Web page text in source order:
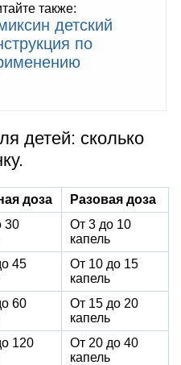
также:
детский
по
детей: сколько
доза
Разовая доза
30
От 3 до 10
капель
45
От 10 до 15
капель
60
От 15 до 20
капель
120
От 20 до 40
капель